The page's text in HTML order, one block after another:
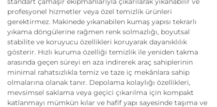
profesyonel hizmetler veya özel temizlik ürünleri
gerektirmez. Makinede yıkanabilen kumaş yapısı tekrarlı
yıkama döngülerine rağmen renk solmazlığı, boyutsal
stabilite ve koruyucu özellikleri koruyarak dayanıklılık
gösterir. Hızlı kuruma özelliği temizlik ile yeniden takma
arasında geçen süreyi en aza indirerek araç sahiplerinin
minimal rahatsızlıkla temiz ve taze iç mekânlara sahip
olmalarına olanak tanır. Depolama kolaylığı özellikleri,
mevsimsel saklama veya geçici çıkarılma için kompakt
katlanmayı mümkün kılar ve hafif yapı sayesinde taşıma ve